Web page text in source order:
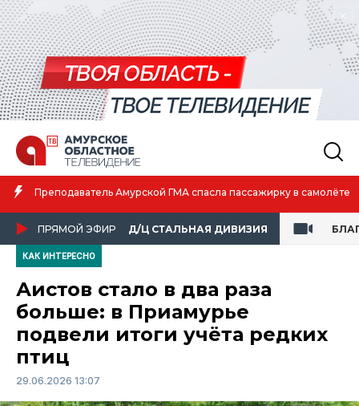
Амурской ГМА спасла пассажирку в самолёте
ПРЯМОЙ ЭФИР Д/Ц СТАЛЬНАЯ ДИВИЗИЯ
КАК ИНТЕРЕСНО
Аистов стало в два раза
больше: в Приамурье
подвели итоги учёта редких
птиц
29.06.2026 13:07